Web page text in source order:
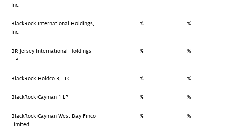
Inc.
BlackRock International Holdings,
Inc.
% %
BR Jersey International Holdings
L.P.
% %
BlackRock Holdco 3, LLC % %
BlackRock Cayman 1 LP % %
BlackRock Cayman West Bay Finco
Limited
% %